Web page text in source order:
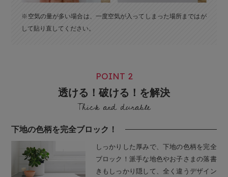
※空気の量が多い場合は、一度空気が入ってしまった場所まではが
して貼り直してください。
POINT 2
透ける！破ける！を解決
Thick and durable
下地の色柄を完全ブロック！
しっかりした厚みで、下地の色柄を完全
ブロック！派手な地色やお子さまの落書
きもしっかり隠して、全く違うデザイン